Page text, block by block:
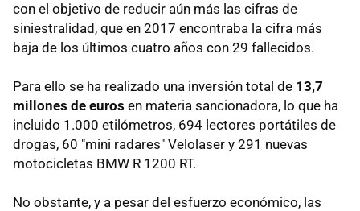
con el objetivo de reducir aún más las cifras de
siniestralidad, que en 2017 encontraba la cifra más
baja de los últimos cuatro años con 29 fallecidos.
Para ello se ha realizado una inversión total de 13,7
millones de euros en materia sancionadora, lo que ha
incluido 1.000 etilómetros, 694 lectores portátiles de
drogas, 60 "mini radares" Velolaser y 291 nuevas
motocicletas BMW R 1200 RT.
No obstante, y a pesar del esfuerzo económico, las